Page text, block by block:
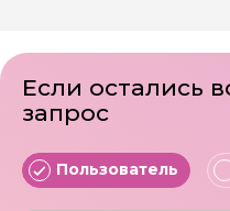
Если остались
запрос
Пользователь